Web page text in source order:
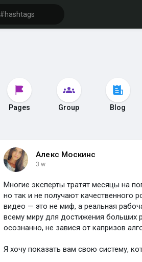
Pages Group Blog
Алекс Москинс
3 w
Многие эксперты тратят месяцы на
но так и не получают качественного
видео — это не миф, а реальная
всему миру для достижения больших
осознанно, не завися от капризов
Я хочу показать вам свою систему,